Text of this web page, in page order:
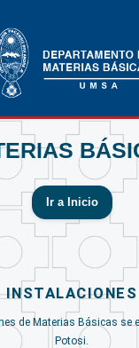
Ir a Inicio
INSTALACIONES
de Materias Básicas se
Potosi.